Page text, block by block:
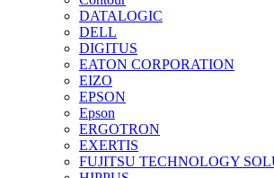
DATALOGIC
DELL
DIGITUS
EATON CORPORATION
EIZO
EPSON
Epson
ERGOTRON
EXERTIS
FUJITSU TECHNOLOGY